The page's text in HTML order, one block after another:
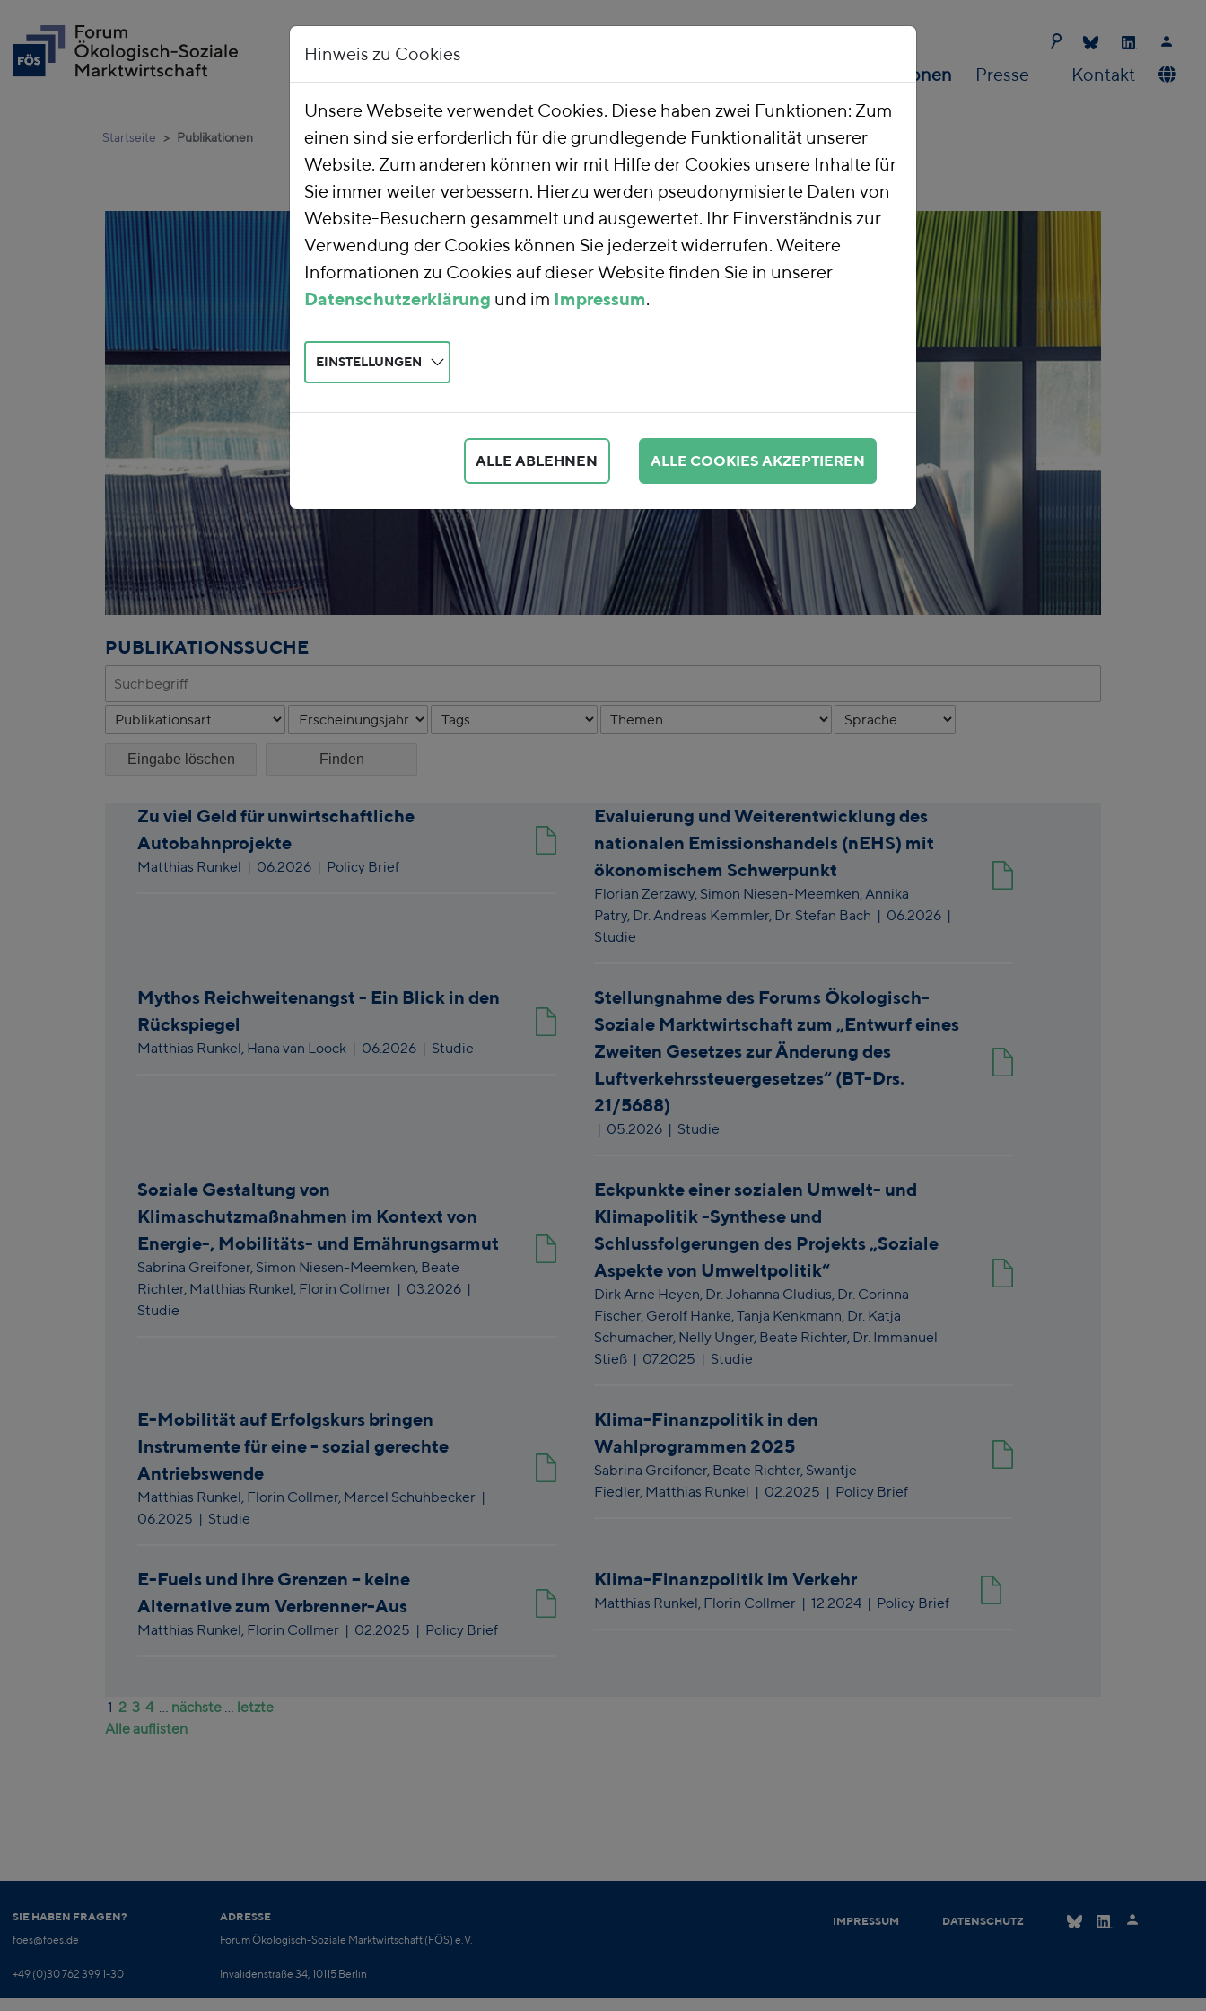
Publikationen Presse Kontakt
Startseite Publikationen
PUBLIKATIONSSUCHE
Eingabe löschen
Zu viel Geld für unwirtschaftliche
Autobahnprojekte
Matthias Runkel | 06.2026 | Policy Brief
Evaluierung und Weiterentwicklung des
nationalen Emissionshandels (nEHS) mit
ökonomischem Schwerpunkt
Florian Zerzawy, Simon Niesen-Meemken,Annika
Patry, Dr. Andreas Kemmler, Dr. Stefan Bach | 06.2026 |
Studie
Mythos Reichweitenangst - Ein Blick in den
Rückspiegel
Matthias Runkel, Hana van Loock | 06.2026 | Studie
Stellungnahme des Forums Ökologisch-
Soziale Marktwirtschaft zum „Entwurf eines
Zweiten Gesetzes zur Änderung des
Luftverkehrssteuergesetzes“ (BT-Drs.
21/5688)
| 05.2026 | Studie
Soziale Gestaltung von
Klimaschutzmaßnahmen im Kontext von
Energie-, Mobilitäts- und Ernährungsarmut
Sabrina Greifoner, Simon Niesen-Meemken, Beate
Richter, Matthias Runkel, Florin Collmer | 03.2026 |
Studie
Eckpunkte einer sozialen Umwelt- und
Klimapolitik -Synthese und
Schlussfolgerungen des Projekts „Soziale
Aspekte von Umweltpolitik“
Dirk Arne Heyen, Dr. Johanna Cludius, Dr. Corinna
Fischer, Gerolf Hanke,Tanja Kenkmann, Dr. Katja
Schumacher, Nelly Unger, Beate Richter, Dr. Immanuel
Stieß| 07.2025 | Studie
E-Mobilität auf Erfolgskurs bringen
Instrumente für eine - sozial gerechte
Antriebswende
Matthias Runkel, Florin Collmer, Marcel Schuhbecker |
06.2025 | Studie
Klima-Finanzpolitik in den
Wahlprogrammen 2025
Sabrina Greifoner, Beate Richter, Swantje
Fiedler, Matthias Runkel | 02.2025 | Policy Brief
E-Fuels und ihre Grenzen – keine
Alternative zum Verbrenner-Aus
Matthias Runkel, Florin Collmer | 02.2025 | Policy Brief
Klima-Finanzpolitik im Verkehr
Matthias Runkel, Florin Collmer| 12.2024 | Policy Brief
1 2 3 4 ... nächste ... letzte
Alle auflisten
SIE HABEN FRAGEN?
foes@foes.de
+49 (0)30 762 399 1-30
ADRESSE
Forum Ökologisch-Soziale Marktwirtschaft (FÖS) e.V.
Invalidenstraße 34, 10115 Berlin
IMPRESSUM DATENSCHUTZ
Hinweis zu Cookies
Unsere Webseite verwendet Cookies. Diese haben zwei Funktionen: Zum
einen sind sie erforderlich für die grundlegende Funktionalität unserer
Website. Zum anderen können wir mit Hilfe der Cookies unsere Inhalte für
Sie immer weiter verbessern. Hierzu werden pseudonymisierte Daten von
Website-Besuchern gesammelt und ausgewertet. Ihr Einverständnis zur
Verwendung der Cookies können Sie jederzeit widerrufen. Weitere
Informationen zu Cookies auf dieser Website finden Sie in unserer
Datenschutzerklärung und im Impressum.
EINSTELLUNGEN
ALLE ABLEHNEN ALLE COOKIES AKZEPTIEREN